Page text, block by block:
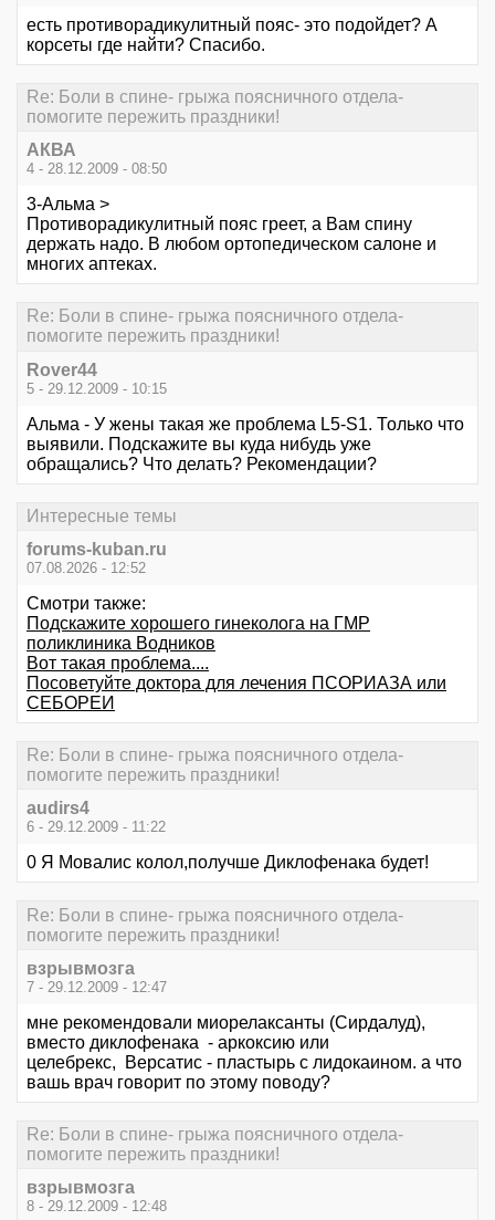
есть противорадикулитный пояс- это подойдет? А
корсеты где найти? Спасибо.
Re: Боли в спине- грыжа поясничного отдела-
помогите пережить праздники!
АКВА
4 - 28.12.2009 - 08:50
3-Альма >
Противорадикулитный пояс греет, а Вам спину
держать надо. В любом ортопедическом салоне и
многих аптеках.
Re: Боли в спине- грыжа поясничного отдела-
помогите пережить праздники!
Rover44
5 - 29.12.2009 - 10:15
Альма - У жены такая же проблема L5-S1. Только что
выявили. Подскажите вы куда нибудь уже
обращались? Что делать? Рекомендации?
Интересные темы
forums-kuban.ru
07.08.2026 - 12:52
Смотри также:
Подскажите хорошего гинеколога на ГМР
поликлиника Водников
Вот такая проблема....
Посоветуйте доктора для лечения ПСОРИАЗА или
СЕБОРЕИ
Re: Боли в спине- грыжа поясничного отдела-
помогите пережить праздники!
audirs4
6 - 29.12.2009 - 11:22
0 Я Мовалис колол,получше Диклофенака будет!
Re: Боли в спине- грыжа поясничного отдела-
помогите пережить праздники!
взрывмозга
7 - 29.12.2009 - 12:47
мне рекомендовали миорелаксанты (Сирдалуд),
вместо диклофенака - аркоксию или
целебрекс, Версатис - пластырь с лидокаином. а что
вашь врач говорит по этому поводу?
Re: Боли в спине- грыжа поясничного отдела-
помогите пережить праздники!
взрывмозга
8 - 29.12.2009 - 12:48